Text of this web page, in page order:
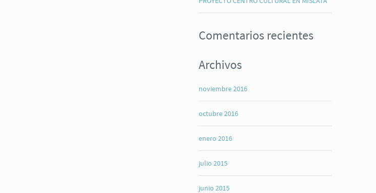
Comentarios recientes
Archivos
noviembre 2016
octubre 2016
enero 2016
julio 2015
junio 2015